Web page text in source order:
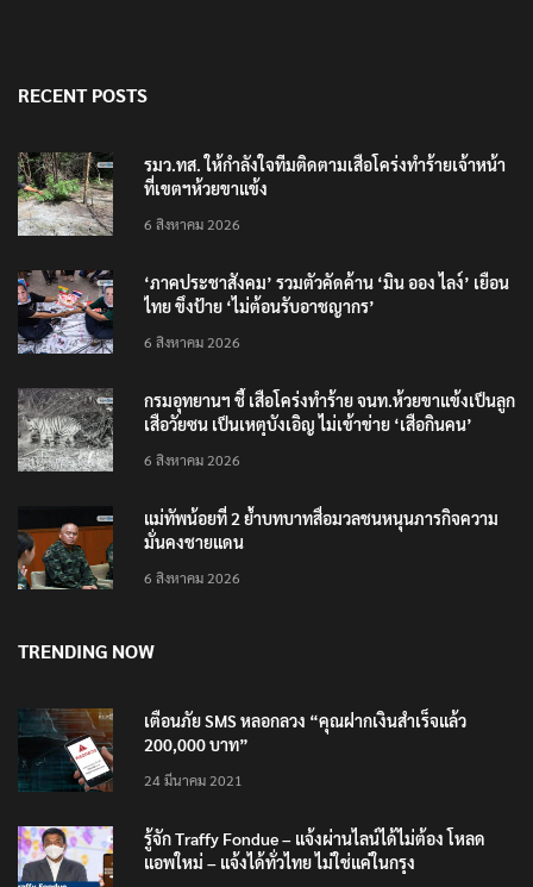
RECENT POSTS
รมว.ทส. ให้กำลังใจทีมติดตามเสือโคร่งทำร้ายเจ้าหน้า
ที่เขตฯห้วยขาแข้ง
6 สิงหาคม 2026
‘ภาคประชาสังคม’ รวมตัวคัดค้าน ‘มิน ออง ไลง์’ เยือน
ไทย ขึงป้าย ‘ไม่ต้อนรับอาชญากร’
6 สิงหาคม 2026
กรมอุทยานฯ ชี้ เสือโคร่งทำร้าย จนท.ห้วยขาแข้งเป็นลูก
เสือวัยซน เป็นเหตุบังเอิญ ไม่เข้าข่าย ‘เสือกินคน’
6 สิงหาคม 2026
แม่ทัพน้อยที่ 2 ย้ำบทบาทสื่อมวลชนหนุนภารกิจความ
มั่นคงชายแดน
6 สิงหาคม 2026
TRENDING NOW
เตือนภัย SMS หลอกลวง “คุณฝากเงินสำเร็จแล้ว
200,000 บาท”
24 มีนาคม 2021
รู้จัก Traffy Fondue – แจ้งผ่านไลน์ได้ไม่ต้อง โหลด
แอพใหม่ – แจ้งได้ทั่วไทย ไม่ใช่แค่ในกรุง